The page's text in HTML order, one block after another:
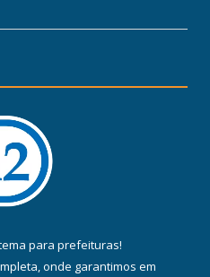
para prefeituras!
onde garantimos em